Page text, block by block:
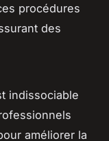
procédures
des
indissociable
améliorer la